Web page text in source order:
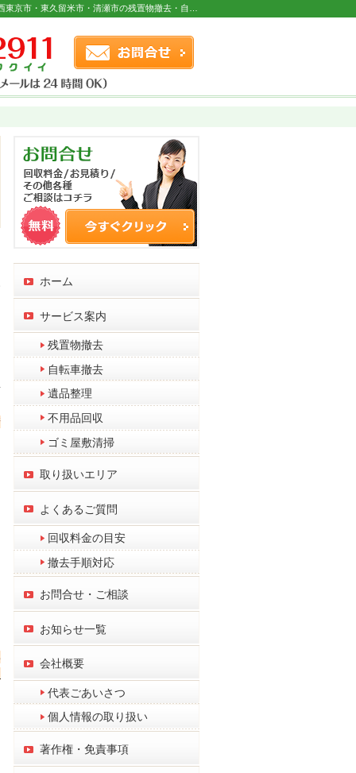
ホーム
サービス案内
残置物撤去
自転車撤去
遺品整理
不用品回収
ゴミ屋敷清掃
取り扱いエリア
よくあるご質問
回収料金の目安
撤去手順対応
お問合せ・ご相談
お知らせ一覧
会社概要
代表ごあいさつ
個人情報の取り扱い
著作権・免責事項